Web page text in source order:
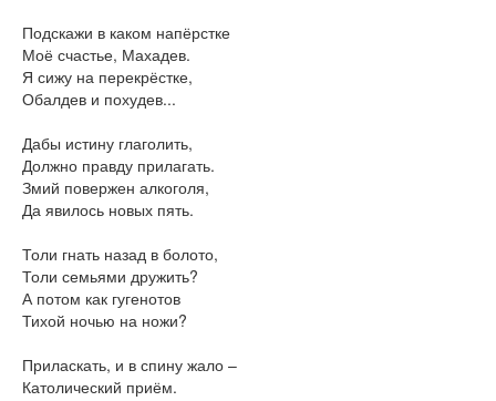
Подскажи в каком напёрстке
Моё счастье, Махадев.
Я сижу на перекрёстке,
Обалдев и похудев...
Дабы истину глаголить,
Должно правду прилагать.
Змий повержен алкоголя,
Да явилось новых пять.
Толи гнать назад в болото,
Толи семьями дружить?
А потом как гугенотов
Тихой ночью на ножи?
Приласкать, и в спину жало –
Католический приём.